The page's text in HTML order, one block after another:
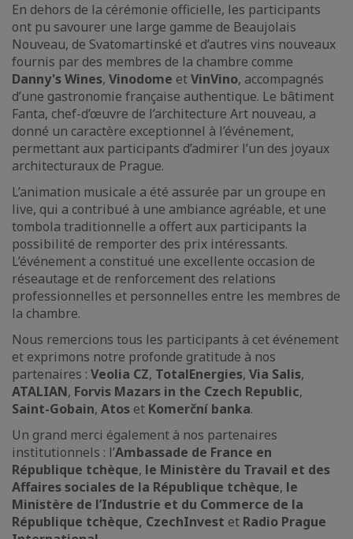
En dehors de la cérémonie officielle, les participants
ont pu savourer une large gamme de Beaujolais
Nouveau, de Svatomartinské et d’autres vins nouveaux
fournis par des membres de la chambre comme
Danny's Wines, Vinodome etVinVino, accompagnés
d’une gastronomie française authentique. Le bâtiment
Fanta, chef-d’œuvre de l’architecture Art nouveau, a
donné un caractère exceptionnel à l’événement,
permettant aux participants d’admirer l’un des joyaux
architecturaux de Prague.
L’animation musicale a été assurée par un groupe en
live, qui a contribué à une ambiance agréable, et une
tombola traditionnelle a offert aux participants la
possibilité de remporter des prix intéressants.
L’événement a constitué une excellente occasion de
réseautage et de renforcement des relations
professionnelles et personnelles entre les membres de
la chambre.
Nous remercions tous les participants à cet événement
et exprimons notre profonde gratitude à nos
partenaires : Veolia CZ, TotalEnergies, Via Salis,
ATALIAN, Forvis Mazars in the Czech Republic,
Saint-Gobain, Atos et Komerční banka.
Un grand merci également à nos partenaires
institutionnels : l’Ambassade de France en
République tchèque, le Ministère du Travail et des
Affaires sociales de la République tchèque, le
Ministère de l’Industrie et du Commerce de la
République tchèque, CzechInvest et Radio Prague